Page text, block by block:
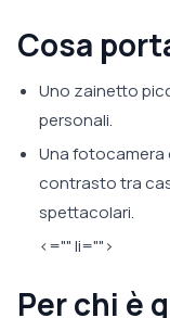
Cosa
Uno zainetto
personali.
Una fotocamera
contrasto tra
spettacolari.
<="" li="">
Per chi è